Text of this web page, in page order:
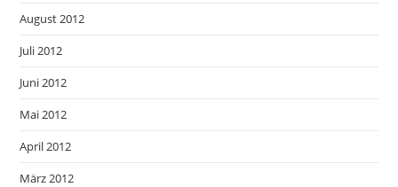
August 2012
Juli 2012
Juni 2012
Mai 2012
April 2012
März 2012